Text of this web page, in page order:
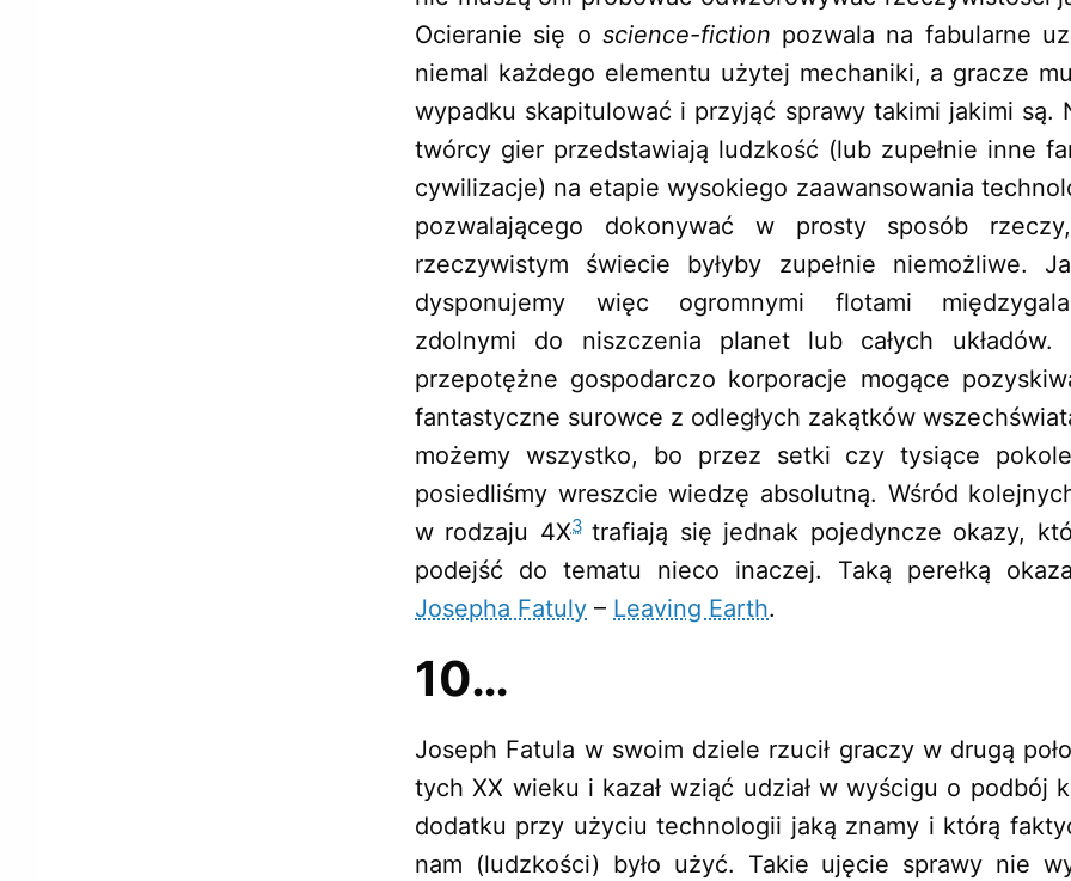
Ocieranie się o science-fiction pozwala na fabularne
niemal każdego elementu użytej mechaniki, a gracze
wypadku skapitulować i przyjąć sprawy takimi jakimi są.
twórcy gier przedstawiają ludzkość (lub zupełnie inne
cywilizacje) na etapie wysokiego zaawansowania
pozwalającego dokonywać w prosty sposób
rzeczywistym świecie byłyby zupełnie niemożliwe.
dysponujemy więc ogromnymi flotami
zdolnymi do niszczenia planet lub całych układów.
przepotężne gospodarczo korporacje mogące
fantastyczne surowce z odległych zakątków
możemy wszystko, bo przez setki czy tysiące
posiedliśmy wreszcie wiedzę absolutną. Wśród
w rodzaju 4X3 trafiają się jednak pojedyncze okazy,
podejść do tematu nieco inaczej. Taką perełką
Josepha Fatuly – Leaving Earth.
10…
Joseph Fatula w swoim dziele rzucił graczy w drugą
tych XX wieku i kazał wziąć udział w wyścigu o podbój
dodatku przy użyciu technologii jaką znamy i którą
nam (ludzkości) było użyć. Takie ujęcie sprawy nie